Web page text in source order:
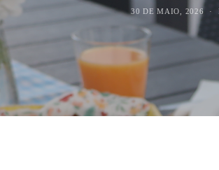
30 DE MAIO, 2026